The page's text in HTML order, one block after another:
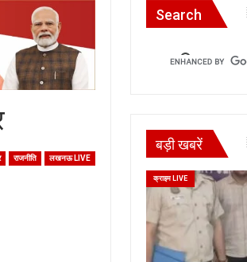
राजनीति लखनऊ LIVE
Search
बड़ी खबरें
क्राइम LIVE